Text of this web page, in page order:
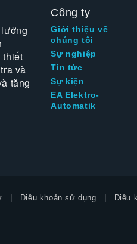
thiết
và
tăng
Công ty
Giới thiệu về
chúng tôi
Sự nghiệp
Tin tức
Sự kiện
EA Elektro-
Automatik
Điều khoản sử dụng Điều